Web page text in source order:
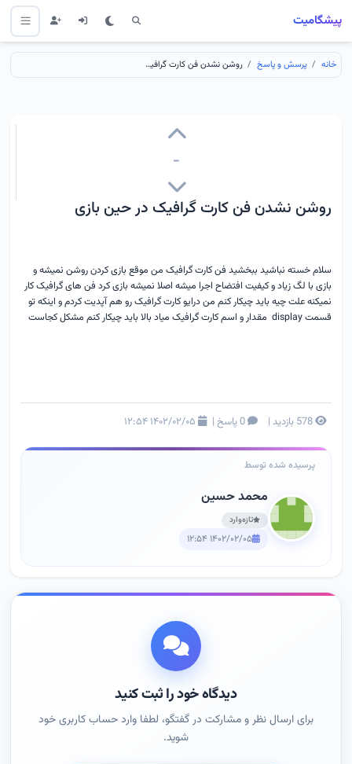
پیشگامیت
خانه پرسش و پاسخ روشن نشدن فن کارت گرافیک در حین بازی
-
روشن نشدن فن کارت گرافیک در حین بازی
سلام خسته نباشید ببخشید فن کارت گرافیک من موقع بازی کردن روشن نمیشه و
بازی با لگ زیاد و کیفیت افتضاح اجرا میشه اصلا نمیشه بازی کرد فن های گرافیک کار
نمیکنه علت چیه باید چیکار کنم من درایو کارت گرافیک رو هم آپدیت کردم و اینکه تو
قسمت display مقدار و اسم کارت گرافیک میاد بالا باید چیکار کنم مشکل کجاست
578 بازدید | 0 پاسخ |
پرسیده شده توسط
محمد حسین
تازه‌وارد
۱۴۰۲/۰۲/۰۵ ۱۲:۵۴
دیدگاه خود را ثبت کنید
برای ارسال نظر و مشارکت در گفتگو، لطفا وارد حساب کاربری خود
شوید.